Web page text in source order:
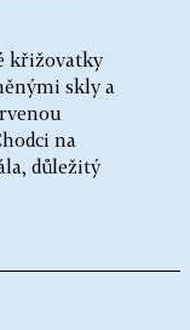
křižovatky
skly a
na
důležitý